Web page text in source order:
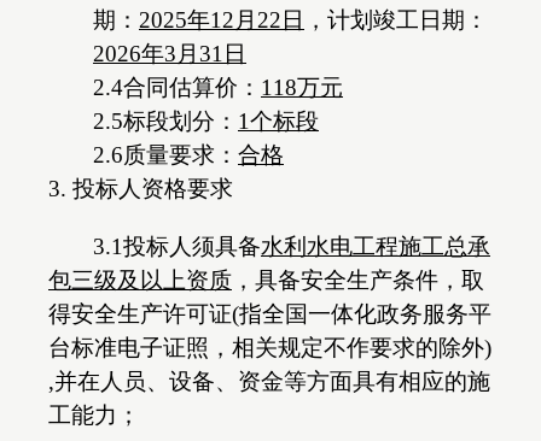
期： 2025年12 月 22 日 ，计划竣工日期：
2026年3 月 31 日
2.4合同估算价： 118万元
2.5标段划分： 1个标段
2.6质量要求： 合格
3. 投标人资格要求
3.1投标人须具备水利水电工程施工总承
包三级及以上资质 ，具备安全生产条件，取
得安全生产许可证(指全国一体化政务服务平
台标准电子证照，相关规定不作要求的除外)
,并在人员、设备、资金等方面具有相应的施
工能力；